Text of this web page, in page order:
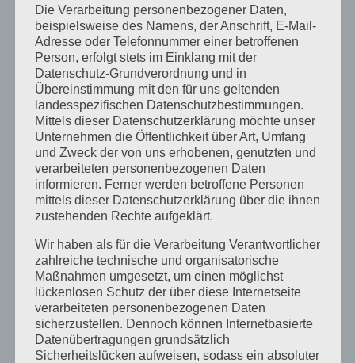
Mai 2018
April 2018
August 2017
Juli 2017
Juni 2017
August 2016
Juli 2016
November 2015
September 2015
August 2015
Juli 2015
Mai 2015
April 2015
August 2014
Die Verarbeitung personenbezogener Daten,
beispielsweise des Namens, der Anschrift, E-Mail-
Adresse oder Telefonnummer einer betroffenen
Person, erfolgt stets im Einklang mit der
Datenschutz-Grundverordnung und in
Übereinstimmung mit den für uns geltenden
landesspezifischen Datenschutzbestimmungen.
Mittels dieser Datenschutzerklärung möchte unser
Unternehmen die Öffentlichkeit über Art, Umfang
und Zweck der von uns erhobenen, genutzten und
verarbeiteten personenbezogenen Daten
informieren. Ferner werden betroffene Personen
mittels dieser Datenschutzerklärung über die ihnen
zustehenden Rechte aufgeklärt.
Wir haben als für die Verarbeitung Verantwortlicher
zahlreiche technische und organisatorische
Maßnahmen umgesetzt, um einen möglichst
lückenlosen Schutz der über diese Internetseite
verarbeiteten personenbezogenen Daten
sicherzustellen. Dennoch können Internetbasierte
Datenübertragungen grundsätzlich
Sicherheitslücken aufweisen, sodass ein absoluter